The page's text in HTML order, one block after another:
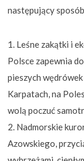
następujący
Leśne zakątki i
Polsce zapewnia
pieszych
Karpatach, na
wolą poczuć
Nadmorskie
Azowskiego,